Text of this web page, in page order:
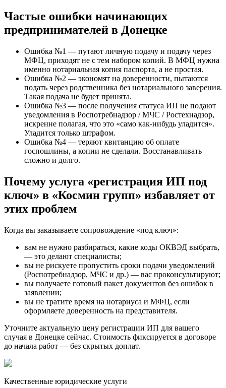
Частые ошибки начинающих
предпринимателей в Донецке
Ошибка №1 — путают личную подачу и подачу через
МФЦ, приходят не с тем набором копий. В МФЦ нужна
именно нотариальная копия паспорта, а не простая.
Ошибка №2 — экономят на доверенности, пытаются
подать через родственника без нотариального заверения.
Такая подача не будет принята.
Ошибка №3 — после получения статуса ИП не подают
уведомления в Роспотребнадзор / МЧС / Ростехнадзор,
искренне полагая, что это «само как-нибудь уладится».
Уладится только штрафом.
Ошибка №4 — теряют квитанцию об оплате
госпошлины, а копии не сделали. Восстанавливать
сложно и долго.
Почему услуга «регистрация ИП под
ключ» в «Космин групп» избавляет от
этих проблем
Когда вы заказываете сопровождение «под ключ»:
вам не нужно разбираться, какие коды ОКВЭД выбрать,
— это делают специалисты;
вы не рискуете пропустить сроки подачи уведомлений
(Роспотребнадзор, МЧС и др.) — вас проконсультируют;
вы получаете готовый пакет документов без ошибок в
заявлении;
вы не тратите время на нотариуса и МФЦ, если
оформляете доверенность на представителя.
Уточните актуальную цену регистрации ИП для вашего
случая в Донецке сейчас. Стоимость фиксируется в договоре
до начала работ — без скрытых доплат.
Качественные юридические услуги